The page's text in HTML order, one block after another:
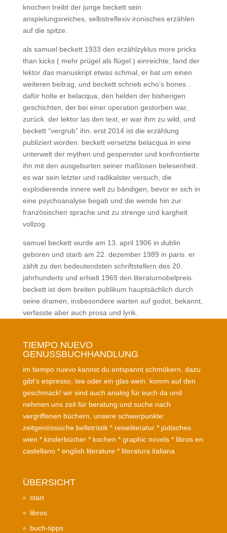
knochen treibt der junge beckett sein
anspielungsreiches, selbstreflexiv ironisches erzählen
auf die spitze.
als samuel beckett 1933 den erzählzyklus more pricks
than kicks ( mehr prügel als flügel ) einreichte, fand der
lektor das manuskript etwas schmal, er bat um einen
weiteren beitrag, und beckett schrieb echo’s bones .
dafür holte er belacqua, den helden der bisherigen
geschichten, der bei einer operation gestorben war,
zurück. der lektor las den text, er war ihm zu wild, und
beckett “vergrub” ihn. erst 2014 ist die erzählung
publiziert worden: beckett versetzte belacqua in eine
unterwelt der mythen und gespenster und konfrontierte
ihn mit den ausgeburten seiner maßlosen belesenheit.
es war sein letzter und radikalster versuch, die
explodierende innere welt zu bändigen, bevor er sich in
eine psychoanalyse begab und die wende hin zur
französischen sprache und zu strenge und kargheit
vollzog.
samuel beckett wurde am 13. april 1906 in dublin
geboren und starb am 22. dezember 1989 in paris. er
zählt zu den bedeutendsten schriftstellern des 20.
jahrhunderts und erhielt 1969 den literaturnobelpreis.
beckett ist dem breiten publikum hauptsächlich durch
seine dramen, insbesondere warten auf godot, bekannt,
verfasste aber auch prosa und lyrik.
TIEMPO NUEVO
GENUSSBUCHHANDLUNG
im tiempo nuevo kannst du entspannt schmökern, dazu
gibt’s espresso, tee oder ein glas wein. komm auf den
geschmack! wir sind auch analog für euch da und
nehmen uns zeit für beratung und suche nach
vergriffenen büchern. unsere schwerpunkte:
zeitgenössische belletristik * reiseliteratur * jüdisches
wien * kinderbücher * kochen * graphic novels * libros en
castellano * english literature * literatura italiana
ÜBERSICHT
start
libros
buch-tipps